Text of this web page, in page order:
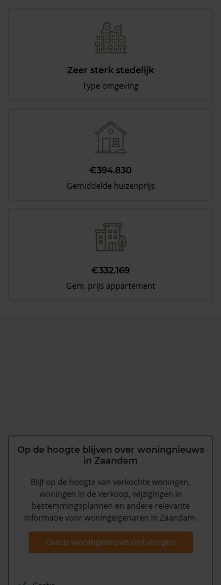
Zeer sterk stedelijk
Type omgeving
€394.830
Gemiddelde huizenprijs
€332.169
Gem. prijs appartement
Op de hoogte blijven over woningnieuws
in Zaandam
Blijf op de hoogte van verkochte woningen,
woningen in de verkoop, wijzigingen in
bestemmingsplannen en andere relevante
informatie voor woningeigenaren in Zaandam.
Gratis woningnieuws ontvangen